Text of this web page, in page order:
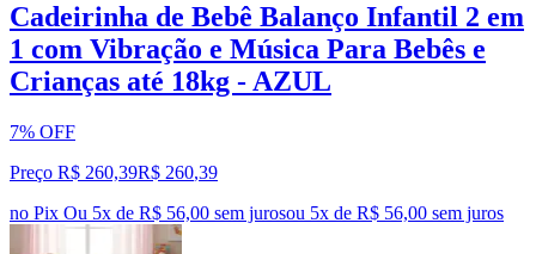
Cadeirinha de Bebê Balanço Infantil 2 em
1 com Vibração e Música Para Bebês e
Crianças até 18kg - AZUL
7% OFF
Preço R$ 260,39R$ 260,39
no Pix Ou 5x de R$ 56,00 sem jurosou 5x de R$ 56,00 sem juros